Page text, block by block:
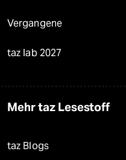
Vergangene
taz lab 2027
Mehr taz Lesestoff
taz Blogs